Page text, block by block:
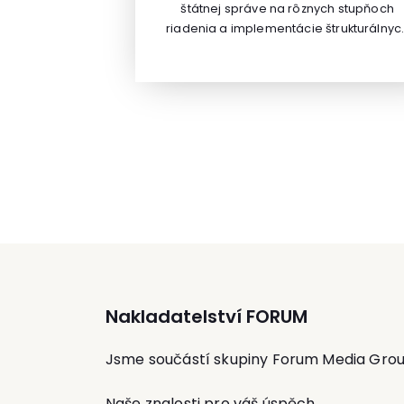
vyjednávaní v anglickém jazyce.
štátnej správe na rôznych stupňoch
riadenia a implementácie
Nakladatelství FORUM
Jsme součástí skupiny Forum Media